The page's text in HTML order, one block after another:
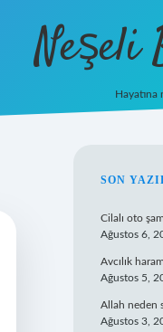
Neşeli
Hayatına
SON
Cilalı oto
Ağustos 6,
Avcılık
Ağustos 5,
Allah neden
Ağustos 3,